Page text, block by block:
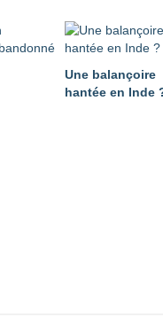
Une balançoire
hantée en Inde